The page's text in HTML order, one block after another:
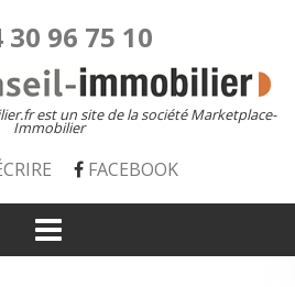
30 96 75 10
est un site de la société Marketplace-
Immobilier
FACEBOOK